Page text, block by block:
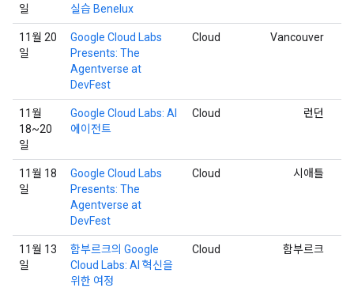
일
실습 Benelux
11월 20
일
Google Cloud Labs
Presents: The
Agentverse at
DevFest
Cloud Vancouver
11월
18~20
일
Google Cloud Labs: AI
에이전트
Cloud 런던
11월 18
일
Google Cloud Labs
Presents: The
Agentverse at
DevFest
Cloud 시애틀
11월 13
일
함부르크의 Google
Cloud Labs: AI 혁신을
위한 여정
Cloud 함부르크